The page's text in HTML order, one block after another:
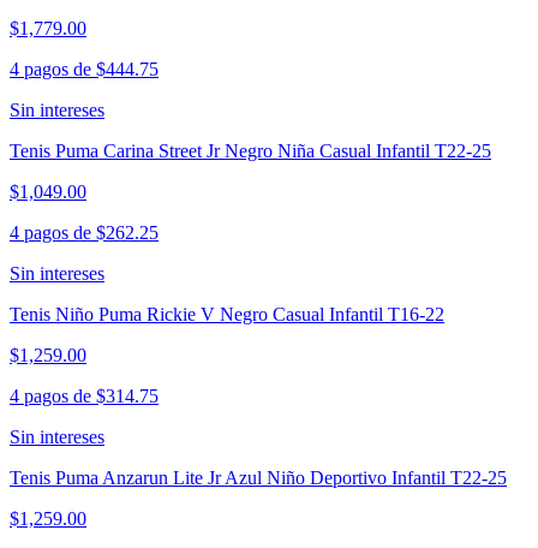
$1,779.00
4 pagos de $444.75
Sin intereses
Tenis Puma Carina Street Jr Negro Niña Casual Infantil T22-25
$1,049.00
4 pagos de $262.25
Sin intereses
Tenis Niño Puma Rickie V Negro Casual Infantil T16-22
$1,259.00
4 pagos de $314.75
Sin intereses
Tenis Puma Anzarun Lite Jr Azul Niño Deportivo Infantil T22-25
$1,259.00